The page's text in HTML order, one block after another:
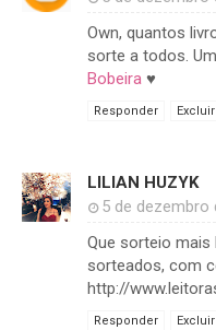
Own, quantos
sorte a todos.
Bobeira ♥
Responder Excluir
LILIAN HUZYK
5 de dezembro
Que sorteio mais
sorteados, com
http://
Responder Excluir